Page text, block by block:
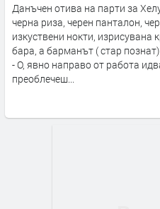
Данъчен отива на парти за
черна риза, черен панталон,
изкуствени нокти, изрисувана
бара, а барманът ( стар
- О, явно направо от работа
преоблечеш...